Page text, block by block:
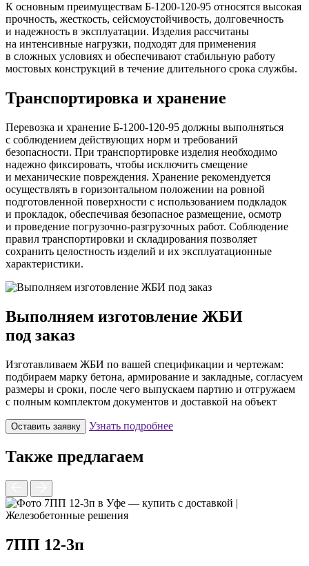
К основным преимуществам Б-1200-120-95 относятся высокая
прочность, жесткость, сейсмоустойчивость, долговечность
и надежность в эксплуатации. Изделия рассчитаны
на интенсивные нагрузки, подходят для применения
в сложных условиях и обеспечивают стабильную работу
мостовых конструкций в течение длительного срока службы.
Транспортировка и хранение
Перевозка и хранение Б-1200-120-95 должны выполняться
с соблюдением действующих норм и требований
безопасности. При транспортировке изделия необходимо
надежно фиксировать, чтобы исключить смещение
и механические повреждения. Хранение рекомендуется
осуществлять в горизонтальном положении на ровной
подготовленной поверхности с использованием подкладок
и прокладок, обеспечивая безопасное размещение, осмотр
и проведение погрузочно-разгрузочных работ. Соблюдение
правил транспортировки и складирования позволяет
сохранить целостность изделий и их эксплуатационные
характеристики.
Выполняем изготовление ЖБИ
под заказ
Изготавливаем ЖБИ по вашей спецификации и чертежам:
подбираем марку бетона, армирование и закладные, согласуем
размеры и сроки, после чего выпускаем партию и отгружаем
с полным комплектом документов и доставкой на объект
Оставить заявку Узнать подробнее
Также предлагаем
7ПП 12-3п